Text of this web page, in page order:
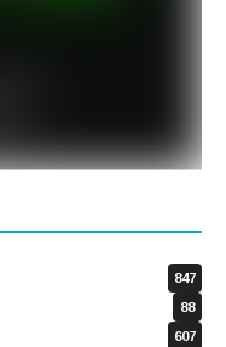
847
88
607